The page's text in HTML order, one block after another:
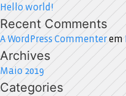
Hello world!
Recent Comments
A WordPress Commenterem
Archives
Maio 2019
Categories